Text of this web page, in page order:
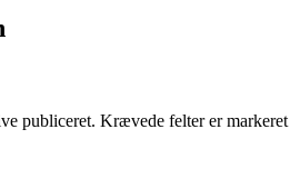
publiceret. Krævede felter er markeret